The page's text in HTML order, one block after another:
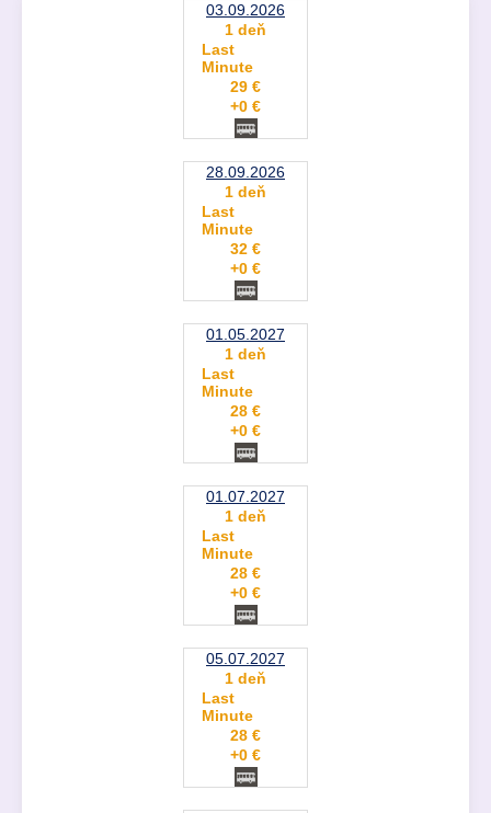
03.09.2026
1 deň
Last
Minute
29 €
+0 €
28.09.2026
1 deň
Last
Minute
32 €
+0 €
01.05.2027
1 deň
Last
Minute
28 €
+0 €
01.07.2027
1 deň
Last
Minute
28 €
+0 €
05.07.2027
1 deň
Last
Minute
28 €
+0 €